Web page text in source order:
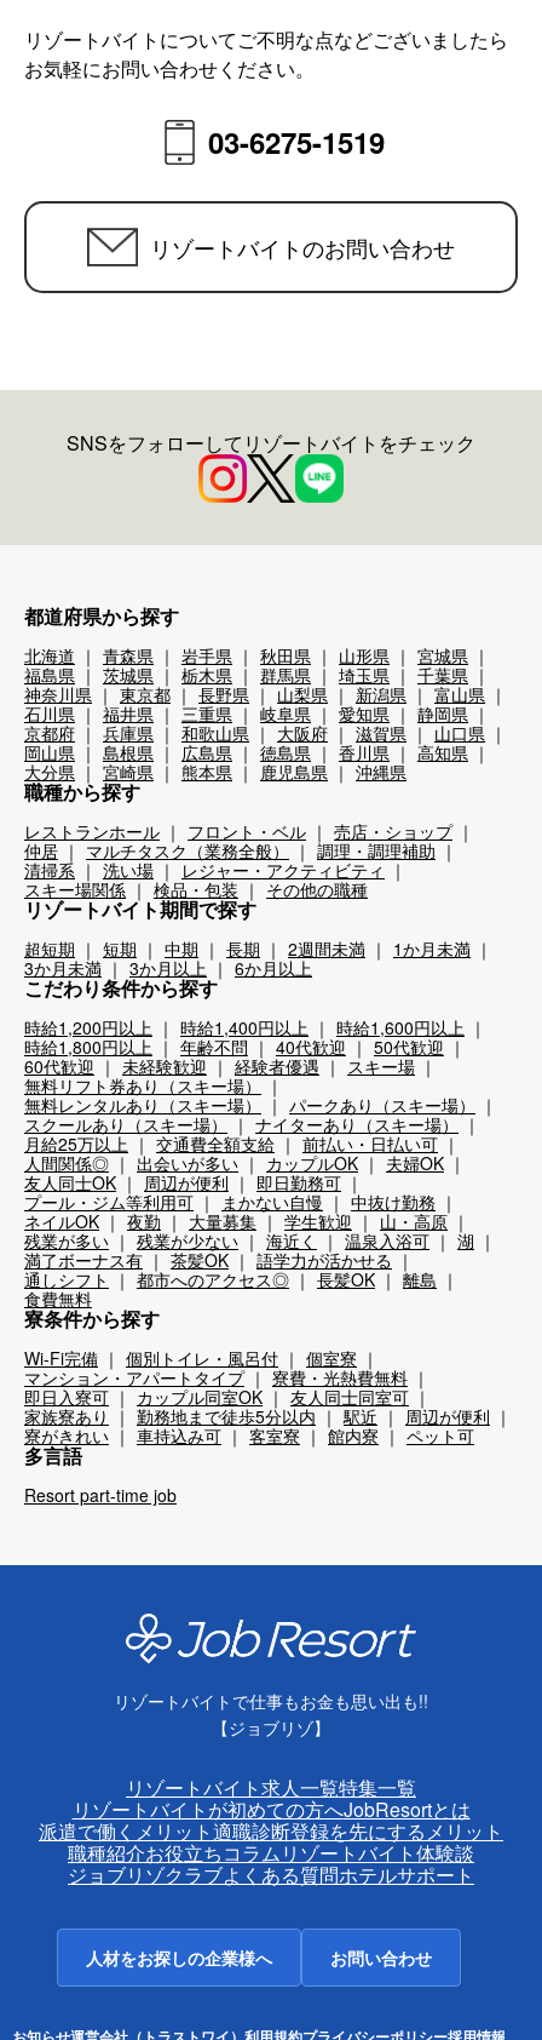
リゾートバイトについてご不明な点などございましたら
お気軽にお問い合わせください。
03-6275-1519
リゾートバイトのお問い合わせ
SNSをフォローしてリゾートバイトをチェック
都道府県から探す
北海道 青森県 岩手県 秋田県 山形県
宮城県
福島県
茨城県 栃木県 群馬県 埼玉県
千葉県
神奈川県
東京都 長野県 山梨県 新潟県
富山県
石川県
福井県 三重県 岐阜県 愛知県
静岡県
京都府
兵庫県 和歌山県 大阪府 滋賀県
山口県
岡山県
島根県 広島県 徳島県 香川県
高知県
大分県
宮崎県 熊本県 鹿児島県 沖縄県
職種から探す
レストランホール フロント・ベル
売店・ショップ
仲居
マルチタスク（業務全般）
調理・調理補助
清掃系
洗い場
レジャー・アクティビティ
スキー場関係
検品・包装 その他の職種
リゾートバイト期間で探す
超短期 短期 中期 長期 2週間未満
1か月未満
3か月未満
3か月以上 6か月以上
こだわり条件から探す
時給1,200円以上 時給1,400円以上
時給1,600円以上
時給1,800円以上
年齢不問 40代歓迎
50代歓迎
60代歓迎
未経験歓迎 経験者優遇
スキー場
無料リフト券あり（スキー場）
無料レンタルあり（スキー場）
パークあり（スキー場）
スクールあり（スキー場）
ナイターあり（スキー場）
月給25万以上
交通費全額支給
前払い・日払い可
人間関係◎
出会いが多い カップルOK
夫婦OK
友人同士OK
周辺が便利
即日勤務可
プール・ジム等利用可
まかない自慢
中抜け勤務
ネイルOK
夜勤 大量募集 学生歓迎
山・高原
残業が多い
残業が少ない 海近く 温泉入浴可
湖
満了ボーナス有
茶髪OK
語学力が活かせる
通しシフト
都市へのアクセス◎ 長髪OK
離島
食費無料
寮条件から探す
Wi-Fi完備 個別トイレ・風呂付
個室寮
マンション・アパートタイプ
寮費・光熱費無料
即日入寮可
カップル同室OK
友人同士同室可
家族寮あり
勤務地まで徒歩5分以内 駅近
周辺が便利
寮がきれい
車持込み可 客室寮 館内寮 ペット可
多言語
Resort part-time job
リゾートバイトで仕事もお金も思い出も!!
【ジョブリゾ】
リゾートバイト求人一覧特集一覧
リゾートバイトが初めての方へJobResortとは
派遣で働くメリット適職診断登録を先にするメリット
職種紹介お役立ちコラムリゾートバイト体験談
ジョブリゾクラブよくある質問ホテルサポート
人材をお探しの企業様へ お問い合わせ